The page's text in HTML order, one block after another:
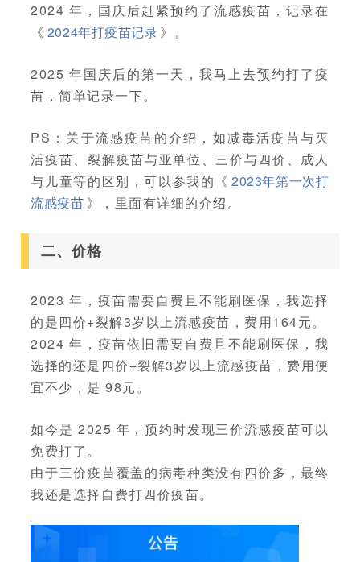
2024 年，国庆后赶紧预约了流感疫苗，记录在
《 2024年打疫苗记录》。
2025 年国庆后的第一天，我马上去预约打了疫
苗，简单记录一下。
PS：关于流感疫苗的介绍，如减毒活疫苗与灭
活疫苗、裂解疫苗与亚单位、三价与四价、成人
与儿童等的区别，可以参我的《 2023年第一次打
流感疫苗 》，里面有详细的介绍。
二、价格
2023 年，疫苗需要自费且不能刷医保，我选择
的是四价+裂解3岁以上流感疫苗，费用164元。
2024 年，疫苗依旧需要自费且不能刷医保，我
选择的还是四价+裂解3岁以上流感疫苗，费用便
宜不少，是 98元。
如今是 2025 年，预约时发现三价流感疫苗可以
免费打了。
由于三价疫苗覆盖的病毒种类没有四价多，最终
我还是选择自费打四价疫苗。